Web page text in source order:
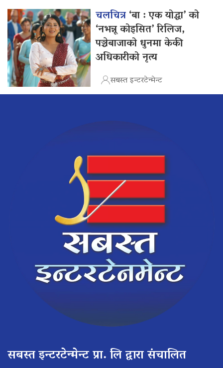
चलचित्र‘बा : एक योद्धा’ को
‘नभन्नू कोइसित’ रिलिज,
पञ्चेबाजाको धुनमा केकी
अधिकारीको नृत्य
सबस्त इन्टरटेन्मेन्ट
सबस्त इन्टरटेन्मेन्ट प्रा. लि द्वारा संचालित